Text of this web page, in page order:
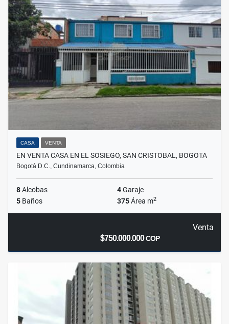
CASA VENTA
EN VENTA CASA EN EL SOSIEGO, SAN CRISTOBAL, BOGOTA
Bogotá D.C., Cundinamarca, Colombia
8Alcobas 4Garaje
5 Baños 375Área m2
Venta
$750.000.000COP